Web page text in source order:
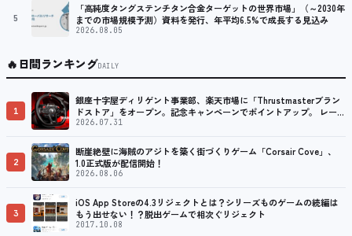
5
「高純度タングステンチタン合金ターゲットの世界市場」（～2030年
までの市場規模予測）資料を発行、年平均6.5%で成長する見込み
2026.08.05
🔥日間ランキングDAILY
1
銀座十字屋ディリゲント事業部、楽天市場に「Thrustmasterブラン
ドストア」をオープン。記念キャンペーンでポイントアップ。 レーシ
ング／フライトシム向けコントローラーを中心に、幅広くラインナッ
2026.07.31
2
断崖絶壁に海賊のアジトを築く街づくりゲーム「Corsair Cove」、
1.0正式版が配信開始！
2026.08.06
3
iOS App Storeの4.3リジェクトとは？シリーズものゲームの続編は
もう出せない！？脱出ゲームで相次ぐリジェクト
2017.10.08